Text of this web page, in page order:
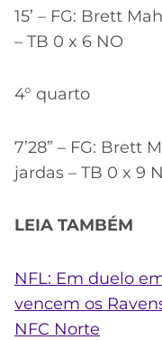
15’ – FG: Brett
– TB 0 x 6 NO
4° quarto
7’28” – FG: Brett
jardas – TB 0 x 9
LEIA TAMBÉM
NFL: Em duelo
vencem os
NFC Norte